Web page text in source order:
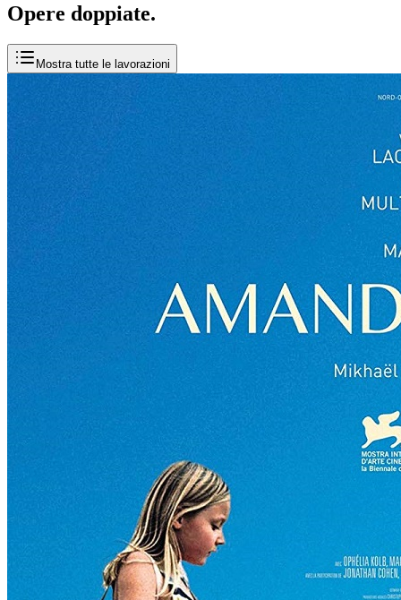
Opere doppiate.
Mostra tutte le lavorazioni